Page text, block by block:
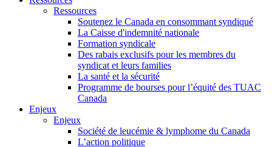
Ressources
Soutenez le Canada en consommant syndiqué
La Caisse d'indemnité nationale
Formation syndicale
Des rabais exclusifs pour les membres du
syndicat et leurs families
La santé et la sécurité
Programme de bourses pour l’équité des TUAC
Canada
Enjeux
Enjeux
Société de leucémie & lymphome du Canada
L’action politique